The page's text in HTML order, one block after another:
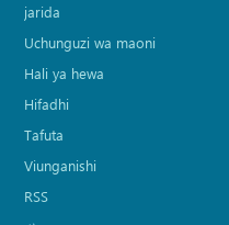
jarida
Uchunguzi wa maoni
Hali ya hewa
Hifadhi
Tafuta
Viunganishi
RSS